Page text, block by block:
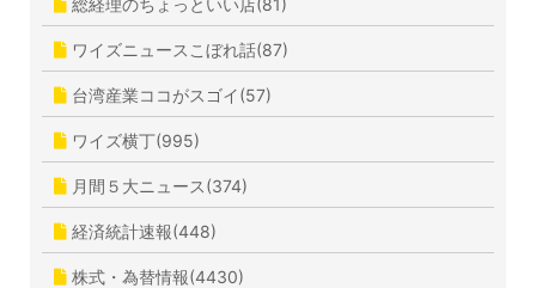
ワイズニュースこぼれ話(87)
台湾産業ココがスゴイ(57)
ワイズ横丁(995)
月間５大ニュース(374)
経済統計速報(448)
株式・為替情報(4430)